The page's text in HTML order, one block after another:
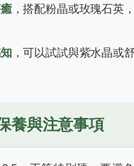
，搭配粉晶或玫瑰石英
，可以試試與紫水晶或
養與注意事項